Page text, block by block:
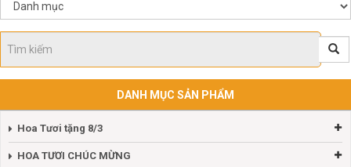
DANH MỤC SẢN PHẨM
Hoa Tươi tặng 8/3
HOA TƯƠI CHÚC MỪNG